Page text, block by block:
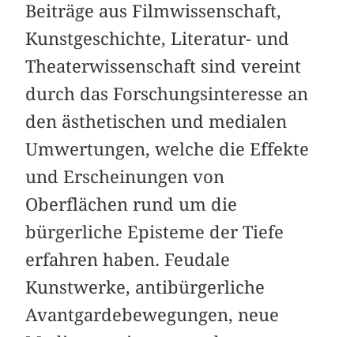
Beiträge aus Filmwissenschaft,
Kunstgeschichte, Literatur- und
Theaterwissenschaft sind vereint
durch das Forschungsinteresse an
den ästhetischen und medialen
Umwertungen, welche die Effekte
und Erscheinungen von
Oberflächen rund um die
bürgerliche Episteme der Tiefe
erfahren haben. Feudale
Kunstwerke, antibürgerliche
Avantgardebewegungen, neue